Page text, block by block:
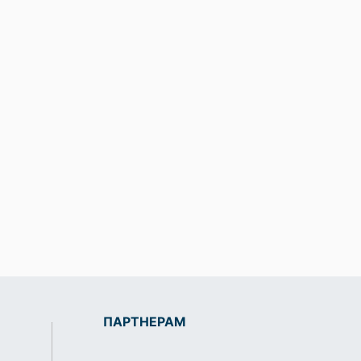
ПАРТНЕРАМ